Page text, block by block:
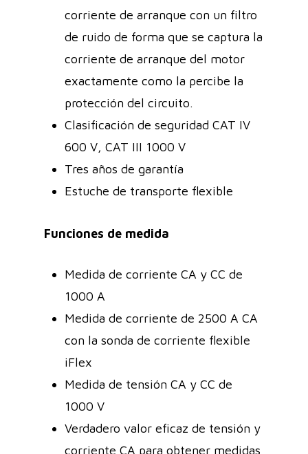
corriente de arranque con un filtro
de ruido de forma que se captura la
corriente de arranque del motor
exactamente como la percibe la
protección del circuito.
Clasificación de seguridad CAT IV
600 V, CAT III 1000 V
Tres años de garantía
Estuche de transporte flexible
Funciones de medida
Medida de corriente CA y CC de
1000 A
Medida de corriente de 2500 A CA
con la sonda de corriente flexible
iFlex
Medida de tensión CA y CC de
1000 V
Verdadero valor eficaz de tensión y
corriente CA para obtener medidas